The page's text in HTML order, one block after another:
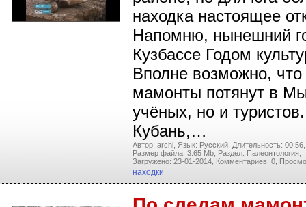
находка настоящее
Напомню, нынешний
Кузбассе Годом
Вполне возможно,
мамонты потянут в
учёных, но и
Кубань,…
Автор: archi, Язык: Русский, Длительность: 00:56,
Размер файла: 3.65 Mb, Раздел: Палеонтология,
Загружено: 23-01-2014, Комментариев: 0,
находки